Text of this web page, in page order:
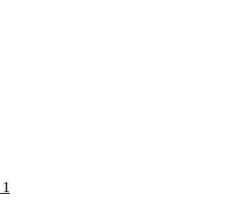
1